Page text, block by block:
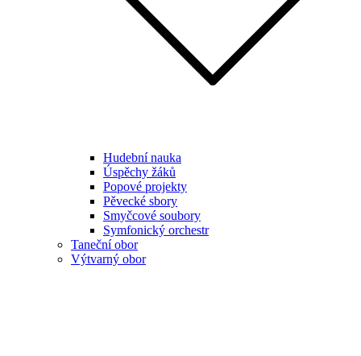
Hudební nauka
Úspěchy žáků
Popové projekty
Pěvecké sbory
Smyčcové soubory
Symfonický orchestr
Taneční obor
Výtvarný obor